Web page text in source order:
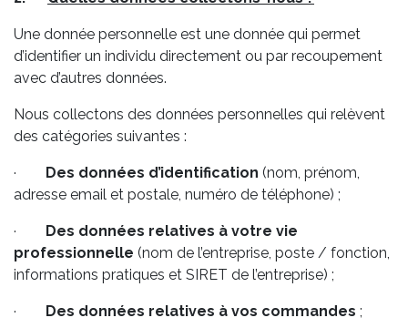
Une donnée personnelle est une donnée qui permet
d’identifier un individu directement ou par recoupement
avec d’autres données.
Nous collectons des données personnelles qui relèvent
des catégories suivantes :
· Des données d’identification (nom, prénom,
adresse email et postale, numéro de téléphone) ;
· Des données relatives à votre vie
professionnelle (nom de l’entreprise, poste / fonction,
informations pratiques et SIRET de l’entreprise) ;
· Des données relatives à vos commandes ;